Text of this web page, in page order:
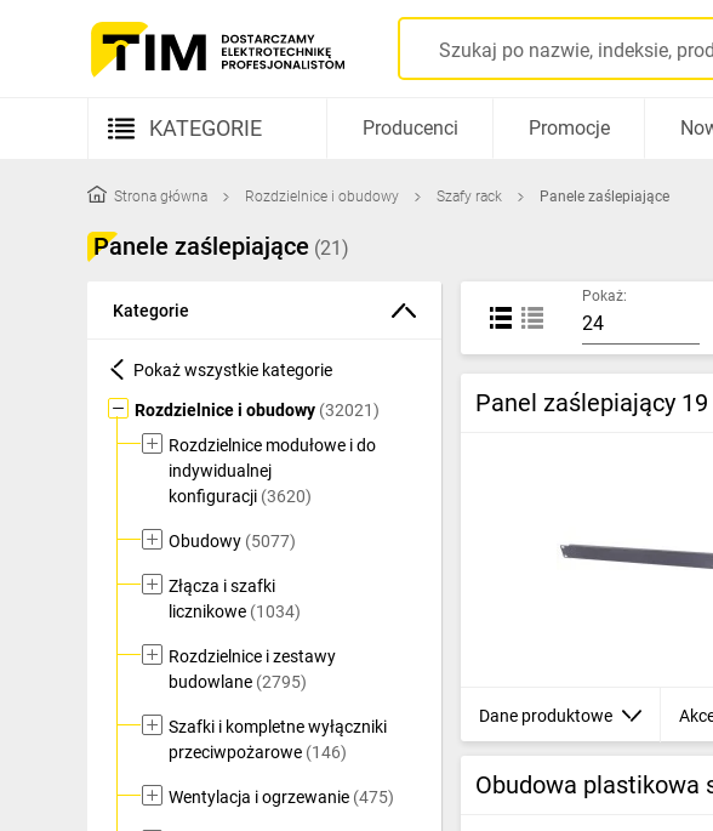
KATEGORIE
Kable i przewody
Fotowoltaika
Gniazda i łączniki
Źródła światła
Ochrona odgromowa
Pompy ciepła
Osprzęt łączeniowy
Ogrzewanie
Elektronarzędzia i mierniki
Domofony i dzwonki
Producenci Promocje
Strona główna Rozdzielnice i obudowy Szafy rack Panele zaślepiające
Panele zaślepiające (21)
Kategorie
Pokaż wszystkie kategorie
Rozdzielnice i obudowy (32021)
Rozdzielnice modułowe i do
indywidualnej
konfiguracji (3620)
Obudowy (5077)
Złącza i szafki
licznikowe (1034)
Rozdzielnice i zestawy
budowlane (2795)
Szafki i kompletne wyłączniki
przeciwpożarowe (146)
Wentylacja i ogrzewanie (475)
Pokaż:
Panel zaślepiający 19
Dane produktowe
Obudowa plastikowa